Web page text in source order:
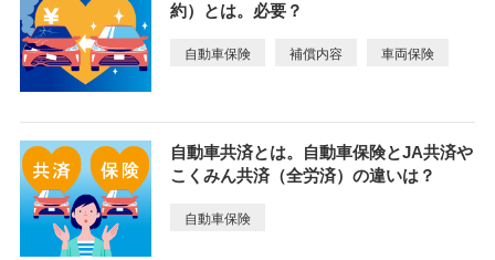
約）とは。必要？
自動車保険 補償内容 車両保険
自動車共済とは。自動車保険とJA共済や
こくみん共済（全労済）の違いは？
自動車保険